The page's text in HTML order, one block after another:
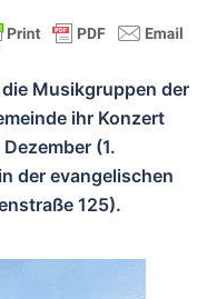
Musikgruppen der
ihr Konzert
(1.
der evangelischen
125).